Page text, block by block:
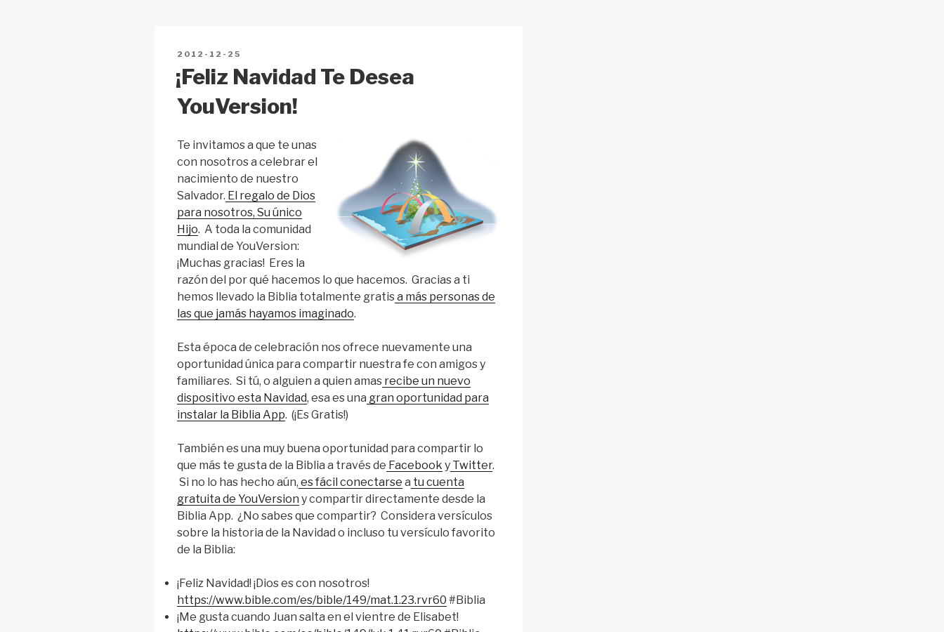
k
k
POSTED
2012-12-25
¡Feliz Navidad Te Desea
YouVersion!
Te invitamos a que te unas
con nosotros a celebrar el
nacimiento de nuestro
Salvador. El regalo de Dios
para nosotros, Su único
Hijo. A toda la comunidad
mundial de YouVersion:
¡Muchas gracias! Eres la
razón del por qué hacemos lo que hacemos. Gracias a ti
hemos llevado la Biblia totalmente gratisa más personas de
las que jamás hayamos imaginado.
Esta época de celebración nos ofrece nuevamente una
oportunidad única para compartir nuestra fe con amigos y
familiares. Si tú, o alguien a quien amas recibe un nuevo
dispositivo esta Navidad, esa es una gran oportunidad para
instalar la Biblia App. (¡Es Gratis!)
También es una muy buena oportunidad para compartir lo
que más te gusta de la Biblia a través de Facebook y Twitter.
Si no lo has hecho aún, es fácil conectarse a tu cuenta
gratuita de YouVersion y compartir directamente desde la
Biblia App. ¿No sabes que compartir? Considera versículos
sobre la historia de la Navidad o incluso tu versículo favorito
de la Biblia:
¡Feliz Navidad! ¡Dios es con nosotros!
https://www.bible.com/es/bible/149/mat.1.23.rvr60 #Biblia
¡Me gusta cuando Juan salta en el vientre de Elisabet!